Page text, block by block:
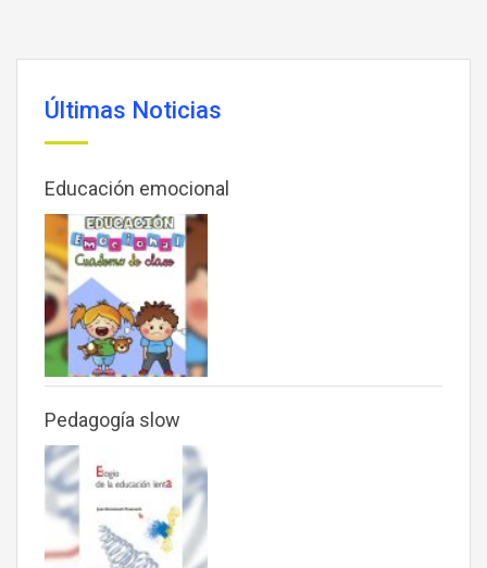
Últimas Noticias
Educación emocional
Pedagogía slow